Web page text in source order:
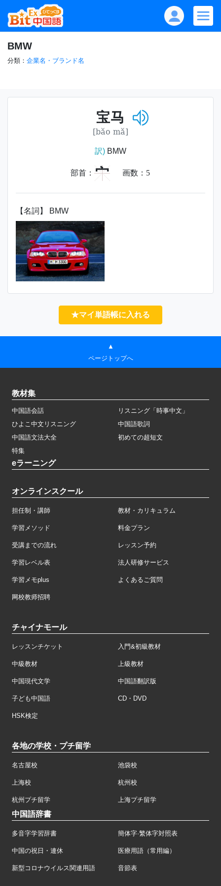
BMW
分類： 企業名・ブランド名
宝马
[bǎo mǎ]
訳) BMW
部首： 宀 画数： 5
【名詞】 BMW
★マイ単語帳に入れる
▲
ページトップへ
教材集
中国語会話
リスニング「時事中文」
ひよこ中文リスニング
中国語歌詞
中国語文法大全
初めての超短文
特集
eラーニング
オンラインスクール
担任制・講師 教材・カリキュラム
学習メソッド 料金プラン
受講までの流れ レッスン予約
学習レベル表 法人研修サービス
学習メモplus よくあるご質問
网校教师招聘
チャイナモール
レッスンチケット 入門&初級教材
中級教材 上級教材
中国現代文学 中国語翻訳版
子ども中国語 CD・DVD
HSK検定
各地の学校・プチ留学
名古屋校 池袋校
上海校 杭州校
杭州プチ留学 上海プチ留学
中国語辞書
多音字学習辞書 簡体字·繁体字対照表
中国の祝日・連休 医療用語（常用編）
新型コロナウイルス関連用語 音節表